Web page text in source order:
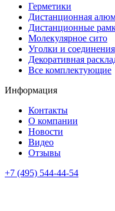
Герметики
Дистанционная
Дистанционные
Молекулярное сито
Уголки и соединения
Декоративная
Все комплектующие
Информация
Контакты
О компании
Новости
Видео
Отзывы
+7 (495) 544-44-54